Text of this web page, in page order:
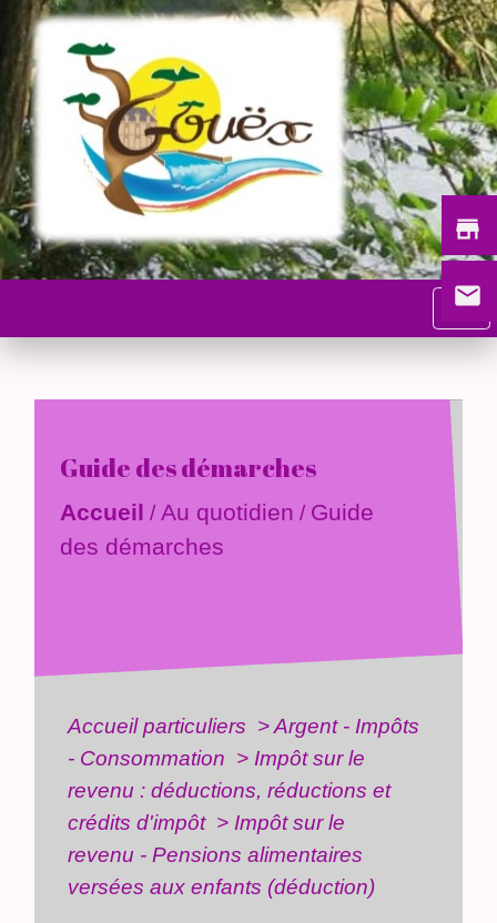
menu
Guide des démarches
Accueil / Au quotidien / Guide
des démarches
Accueil particuliers >Argent - Impôts
- Consommation > Impôt sur le
revenu : déductions, réductions et
crédits d'impôt > Impôt sur le
revenu - Pensions alimentaires
versées aux enfants (déduction)
store
email